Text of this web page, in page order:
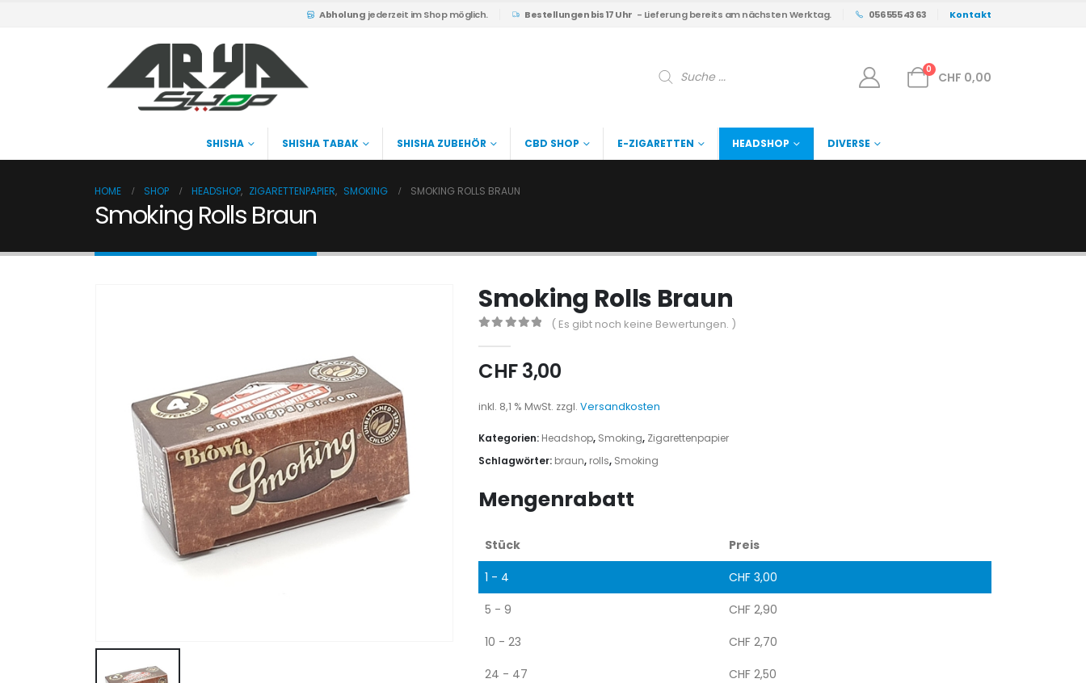
Abholung jederzeit im Shop möglich. Bestellungen bis 17 Uhr - Lieferung bereits am nächsten Werktag. 056 555 43 63 Kontakt
Products
search
0
CHF 0,00
SHISHA SHISHA TABAK SHISHA ZUBEHÖR CBD SHOP E-ZIGARETTEN HEADSHOP DIVERSE
HOME SHOP HEADSHOP, ZIGARETTENPAPIER, SMOKING SMOKING ROLLS BRAUN
Smoking Rolls Braun
Smoking Rolls Braun
( Es gibt noch keine Bewertungen. )
CHF3,00
inkl. 8,1 % MwSt. zzgl. Versandkosten
Kategorien: Headshop, Smoking, Zigarettenpapier
Schlagwörter: braun, rolls, Smoking
Mengenrabatt
Stück
Preis
1 - 4
CHF 3,00
5 - 9
CHF 2,90
10 - 23
CHF 2,70
24 - 47
CHF 2,50